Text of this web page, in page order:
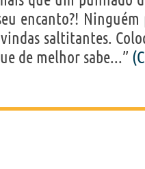
encanto?!
saltitantes.
de melhor sabe...”